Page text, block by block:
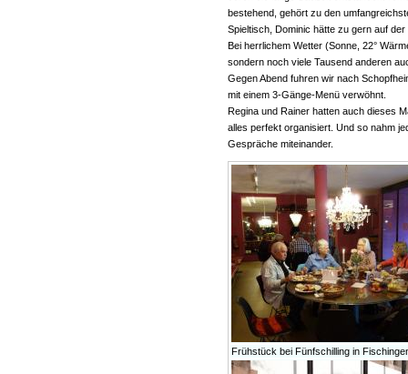
bestehend, gehört zu den
Spieltisch, Dominic hätte zu gern auf
Bei herrlichem Wetter (Sonne, 22°
sondern noch viele Tausend anderen
Gegen Abend fuhren wir nach
mit einem 3-Gänge-Menü verwöhnt.
Regina und Rainer hatten auch dieses
alles perfekt organisiert. Und so nahm
Gespräche miteinander.
Frühstück bei Fünfschilling in